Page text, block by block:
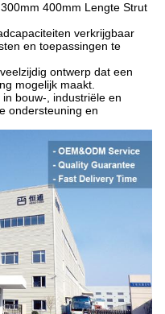
400mm Lengte Strut
verkrijgbaar
en toepassingen te
ontwerp dat een
mogelijk maakt.
bouw-, industriële en
ondersteuning en